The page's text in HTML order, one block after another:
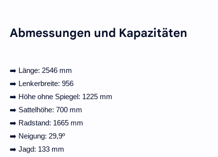
Abmessungen und Kapazitäten
➡️ Länge: 2546 mm
➡️ Lenkerbreite: 956
➡️ Höhe ohne Spiegel: 1225 mm
➡️ Sattelhöhe: 700 mm
➡️ Radstand: 1665 mm
➡️ Neigung: 29,9º
➡️ Jagd: 133 mm